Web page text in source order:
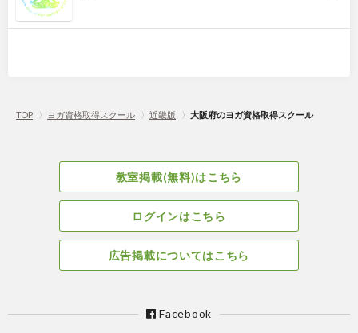
TOP 〉 ヨガ資格取得スクール 〉 近畿版 〉 大阪府のヨガ資格取得スクール
教室掲載(無料)はこちら
ログインはこちら
広告掲載についてはこちら
Facebook